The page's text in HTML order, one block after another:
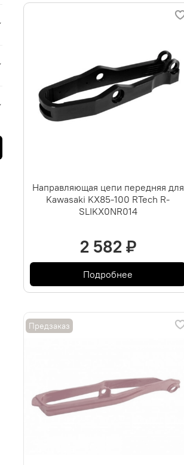
Направляющая цепи передняя для
Kawasaki KX85-100 RTech R-
SLIKX0NR014
2 582 ₽
Подробнее
Предзаказ